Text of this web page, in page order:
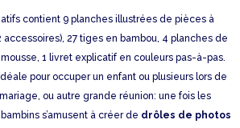
contient 9 planches illustrées de pièces à
27 tiges en bambou, 4 planches de
1 livret explicatif en couleurs pas-à-pas.
pour occuper un enfant ou plusieurs lors de
ou autre grande réunion: une fois les
s’amusent à créer de drôles de photos